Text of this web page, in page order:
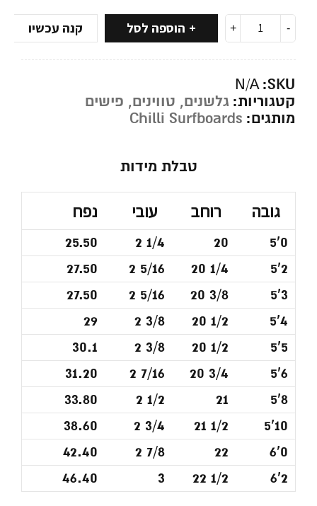
הוספה לסל קנה עכשיו
SKU:
N/A
קטגוריות: גלשנים, טווינים, פישים
מותגים: Chilli Surfboards
טבלת מידות
גובה רוחב עובי נפח
5'0
20
2 1/4
25.50
5'2
20 1/4
2 5/16
27.50
5'3
20 3/8
2 5/16
27.50
5'4
20 1/2
2 3/8
29
5'5
20 1/2
2 3/8
30.1
5'6
20 3/4
2 7/16
31.20
5'8
21
2 1/2
33.80
5'10
21 1/2
2 3/4
38.60
6'0
22
2 7/8
42.40
6'2
22 1/2
3
46.40